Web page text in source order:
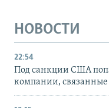
НОВОСТИ
22:54
Под санкции США
компании, связанные